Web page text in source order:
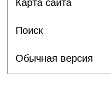
Карта сайта
Поиск
Обычная версия